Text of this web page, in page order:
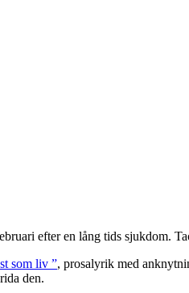
efter en lång tids sjukdom.
som liv ”, prosalyrik med
den.